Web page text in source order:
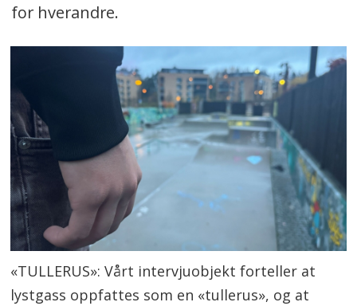
for hverandre.
«TULLERUS»: Vårt intervjuobjekt forteller at
lystgass oppfattes som en «tullerus», og at